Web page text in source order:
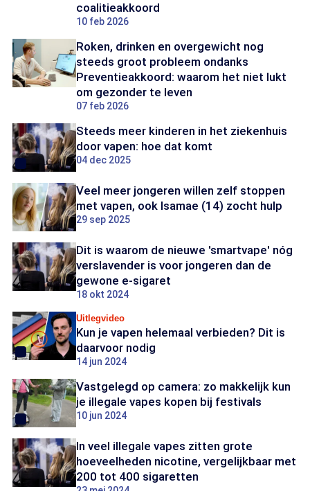
coalitieakkoord
10 feb 2026
Roken, drinken en overgewicht nog
steeds groot probleem ondanks
Preventieakkoord: waarom het niet lukt
om gezonder te leven
07 feb 2026
Steeds meer kinderen in het ziekenhuis
door vapen: hoe dat komt
04 dec 2025
Veel meer jongeren willen zelf stoppen
met vapen, ook Isamae (14) zocht hulp
29 sep 2025
Dit is waarom de nieuwe 'smartvape' nóg
verslavender is voor jongeren dan de
gewone e-sigaret
18 okt 2024
Uitlegvideo
Kun je vapen helemaal verbieden? Dit is
daarvoor nodig
14 jun 2024
Vastgelegd op camera: zo makkelijk kun
je illegale vapes kopen bij festivals
10 jun 2024
In veel illegale vapes zitten grote
hoeveelheden nicotine, vergelijkbaar met
200 tot 400 sigaretten